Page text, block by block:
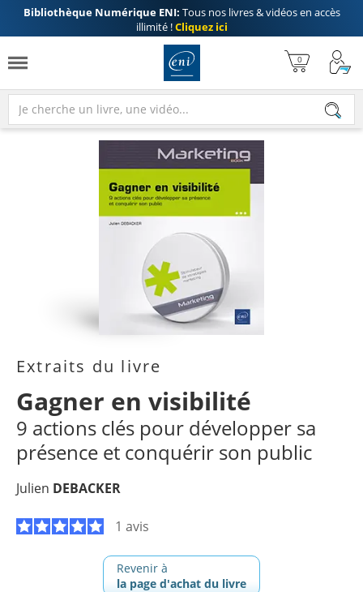
Bibliothèque Numérique ENI: Tous nos livres & vidéos en accès
illimité !Cliquez ici
Extraits du livre
Gagner en visibilité
9 actions clés pour développer sa
présence et conquérir son public
Julien DEBACKER
1 avis
Revenir à
la page d'achat du livre